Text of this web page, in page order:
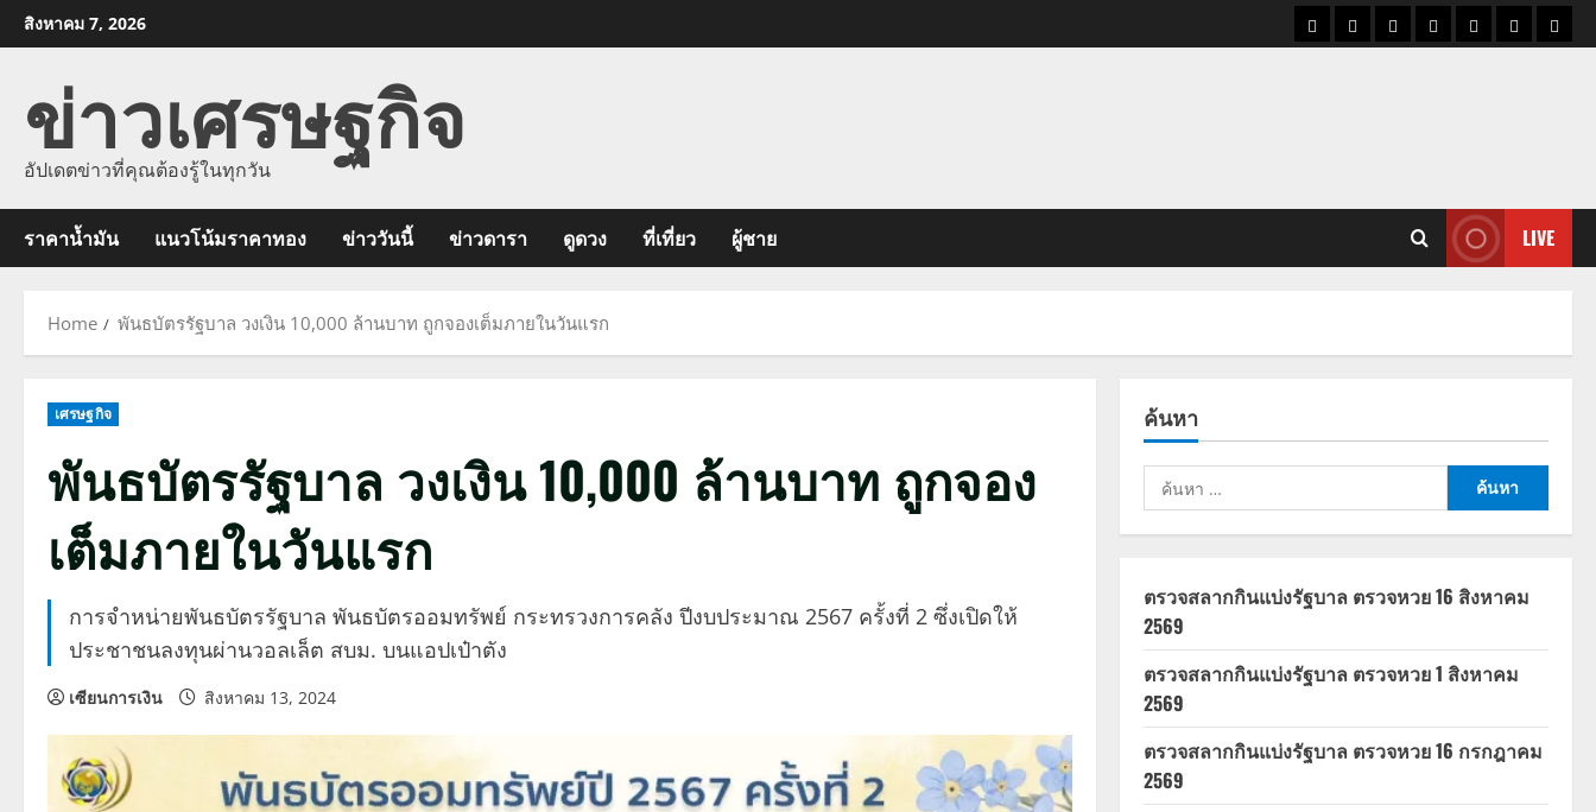
Skip
to
สิงหาคม 7, 2026
ราคาแนว
ข่าว
ข่าว
ดูด
ที่
ผู้ชา
ข่าวเศรษฐกิจ
อัปเดตข่าวที่คุณต้องรู้ในทุกวัน
ราคาน้ำมัน แนวโน้มราคาทอง ข่าววันนี้ ข่าวดารา ดูดวง ที่เที่ยว ผู้ชาย LIVE
Home พันธบัตรรัฐบาล วงเงิน 10,000 ล้านบาท ถูกจองเต็มภายในวันแรก
เศรษฐกิจ
พันธบัตรรัฐบาล วงเงิน 10,000 ล้านบาท ถูกจอง
เต็มภายในวันแรก
การจำหน่ายพันธบัตรรัฐบาล พันธบัตรออมทรัพย์ กระทรวงการคลัง ปีงบประมาณ 2567 ครั้งที่ 2 ซึ่งเปิดให้
ประชาชนลงทุนผ่านวอลเล็ต สบม. บนแอปเป๋าตัง
เซียนการเงิน สิงหาคม 13, 2024
ค้นหา
ค้นหา
สำหรับ:
ตรวจสลากกินแบ่งรัฐบาล ตรวจหวย 16 สิงหาคม
2569
ตรวจสลากกินแบ่งรัฐบาล ตรวจหวย 1 สิงหาคม
2569
ตรวจสลากกินแบ่งรัฐบาล ตรวจหวย 16 กรกฎาคม
2569